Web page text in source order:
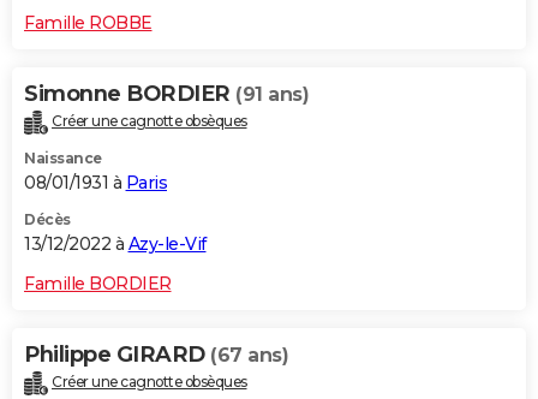
Famille ROBBE
Simonne BORDIER (91 ans)
Créer une cagnotte obsèques
Naissance
08/01/1931 à Paris
Décès
13/12/2022 à Azy-le-Vif
Famille BORDIER
Philippe GIRARD (67 ans)
Créer une cagnotte obsèques